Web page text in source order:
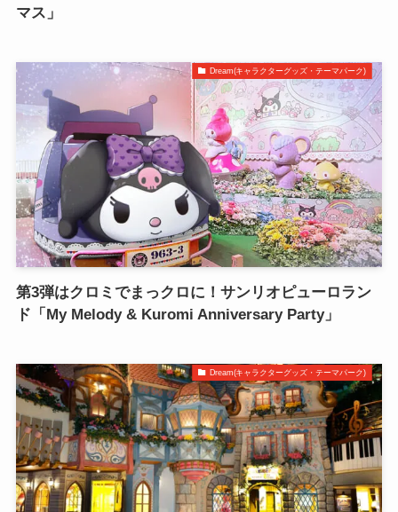
マス」
Dream(キャラクターグッズ・テーマパーク)
第3弾はクロミでまっクロに！サンリオピューロラン
ド「My Melody & Kuromi Anniversary Party」
Dream(キャラクターグッズ・テーマパーク)